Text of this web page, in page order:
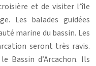
et de visiter l’île
Les balades guidées
marine du bassin. Les
seront très ravis.
Bassin d’Arcachon. Ils